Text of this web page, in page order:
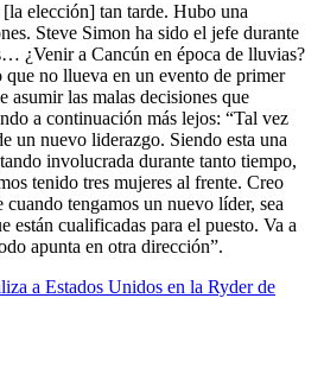
elección] tan tarde. Hubo una
Steve Simon ha sido el jefe durante
¿Venir a Cancún en época de lluvias?
que no llueva en un evento de primer
asumir las malas decisiones que
a continuación más lejos: “Tal vez
un nuevo liderazgo. Siendo esta una
involucrada durante tanto tiempo,
tenido tres mujeres al frente. Creo
cuando tengamos un nuevo líder, sea
están cualificadas para el puesto. Va a
apunta en otra dirección”.
a Estados Unidos en la Ryder de